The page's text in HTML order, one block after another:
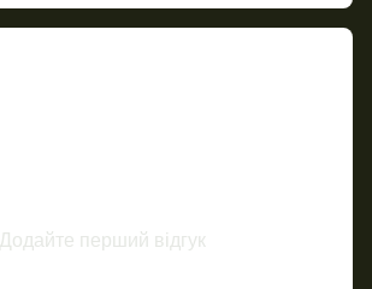
Додайте перший відгук